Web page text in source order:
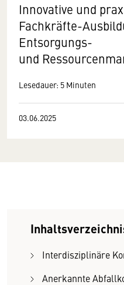
Innovative und
Fachkräfte-
Entsorgungs-
und
Lesedauer: 5 Minuten
03.06.2025
Interdisziplinäre
Anerkannte